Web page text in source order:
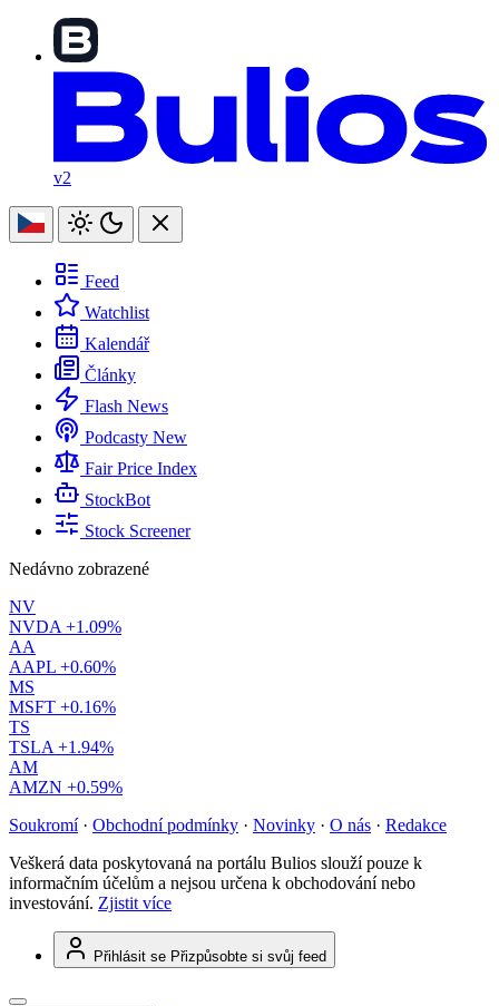
v2
Feed
Watchlist
Kalendář
Články
Flash News
Podcasty New
Fair Price Index
StockBot
Stock Screener
Nedávno zobrazené
NV
NVDA +1.09%
AA
AAPL +0.60%
MS
MSFT +0.16%
TS
TSLA +1.94%
AM
AMZN +0.59%
Soukromí · Obchodní podmínky · Novinky · O nás · Redakce
Veškerá data poskytovaná na portálu Bulios slouží pouze k
informačním účelům a nejsou určena k obchodování nebo
investování. Zjistit více
Přihlásit se Přizpůsobte si svůj feed